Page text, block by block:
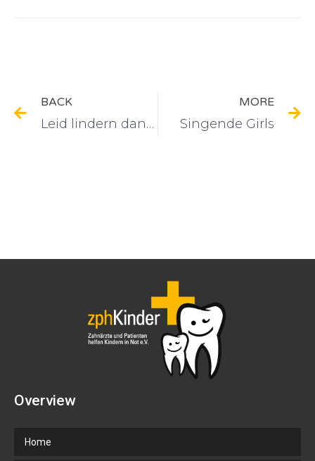
BACK
Leid lindern dank Zahngold
MORE
Singende Girls
Overview
Home